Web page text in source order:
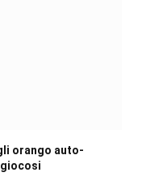
orango auto-